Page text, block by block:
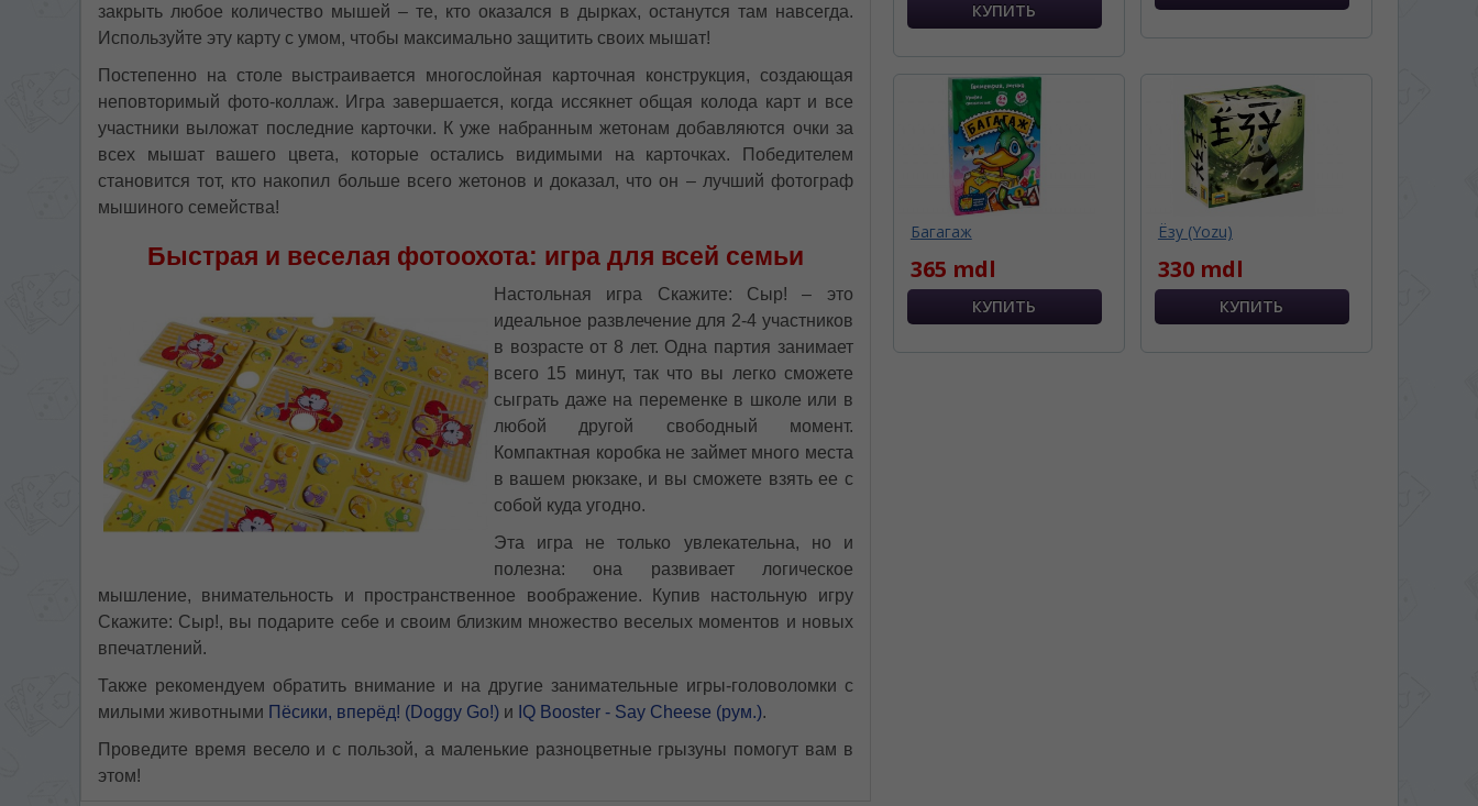
закрыть любое количество мышей – те, кто оказался в дырках, останутся там навсегда.
Используйте эту карту с умом, чтобы максимально защитить своих мышат!
Постепенно на столе выстраивается многослойная карточная конструкция, создающая
неповторимый фото-коллаж. Игра завершается, когда иссякнет общая колода карт и все
участники выложат последние карточки. К уже набранным жетонам добавляются очки за
всех мышат вашего цвета, которые остались видимыми на карточках. Победителем
становится тот, кто накопил больше всего жетонов и доказал, что он – лучший фотограф
мышиного семейства!
Быстрая и веселая фотоохота: игра для всей семьи
Настольная игра Скажите: Сыр! – это
идеальное развлечение для 2-4 участников
в возрасте от 8 лет. Одна партия занимает
всего 15 минут, так что вы легко сможете
сыграть даже на переменке в школе или в
любой другой свободный момент.
Компактная коробка не займет много места
в вашем рюкзаке, и вы сможете взять ее с
собой куда угодно.
Эта игра не только увлекательна, но и
полезна: она развивает логическое
мышление, внимательность и пространственное воображение. Купив настольную игру
Скажите: Сыр!, вы подарите себе и своим близким множество веселых моментов и новых
впечатлений.
Также рекомендуем обратить внимание и на другие занимательные игры-головоломки с
милыми животными Пёсики, вперёд! (Doggy Go!) и IQ Booster - Say Cheese (рум.).
Проведите время весело и с пользой, а маленькие разноцветные грызуны помогут вам в
этом!
Багагаж
365 mdl
Ёзу (Yozu)
330 mdl